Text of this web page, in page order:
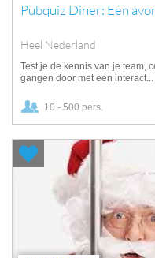
Pubquiz Diner: Een
Heel Nederland
Test je de kennis van je team,
gangen door met een interact...
10 - 500 pers.